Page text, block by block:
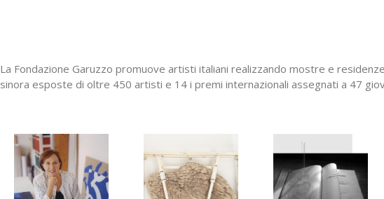
La Fondazione Garuzzo promuove artisti italiani realizzando mostre e
sinora esposte di oltre 450 artisti e 14 i premi internazionali assegnati a 47